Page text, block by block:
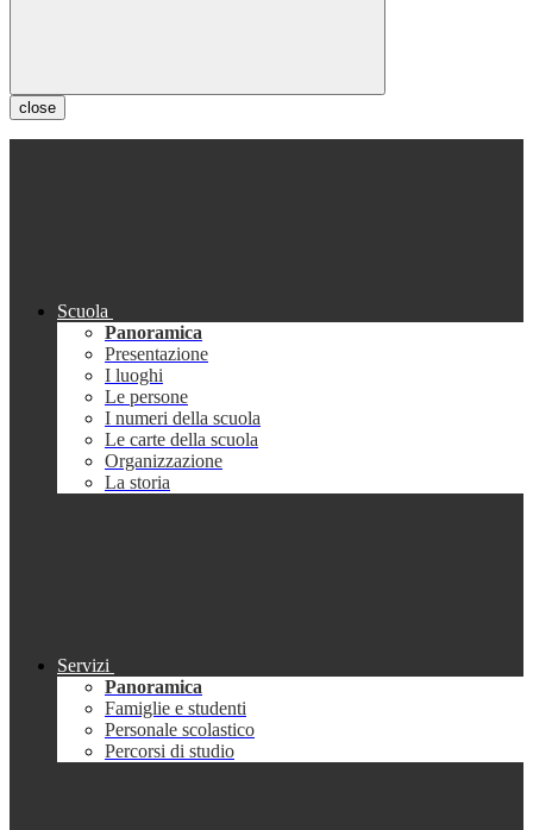
close
Scuola
Panoramica
Presentazione
I luoghi
Le persone
I numeri della scuola
Le carte della scuola
Organizzazione
La storia
Servizi
Panoramica
Famiglie e studenti
Personale scolastico
Percorsi di studio